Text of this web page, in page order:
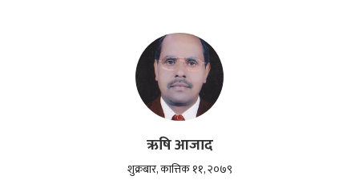
ऋषि आजाद
शुक्रबार, कात्तिक ११, २०७९